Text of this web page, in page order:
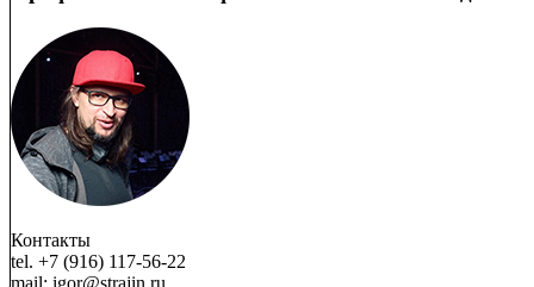
Контакты
tel. +7 (916) 117-56-22
mail: igor@strajin.ru